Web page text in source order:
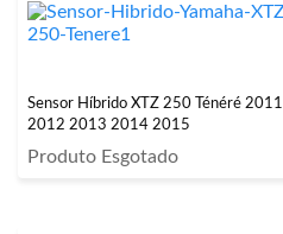
Sensor Híbrido XTZ 250 Ténéré 2011
2012 2013 2014 2015
Produto Esgotado